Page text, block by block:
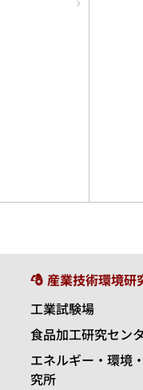
産業技術環境研
工業試験場
食品加工研究セン
エネルギー・環境
究所